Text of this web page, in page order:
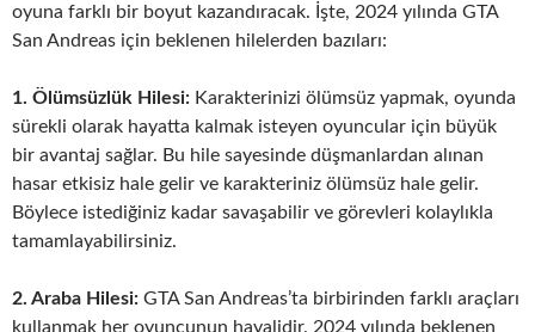
oyuna farklı bir boyut kazandıracak. İşte, 2024 yılında GTA
San Andreas için beklenen hilelerden bazıları:
1. Ölümsüzlük Hilesi: Karakterinizi ölümsüz yapmak, oyunda
sürekli olarak hayatta kalmak isteyen oyuncular için büyük
bir avantaj sağlar. Bu hile sayesinde düşmanlardan alınan
hasar etkisiz hale gelir ve karakteriniz ölümsüz hale gelir.
Böylece istediğiniz kadar savaşabilir ve görevleri kolaylıkla
tamamlayabilirsiniz.
2. Araba Hilesi: GTA San Andreas’ta birbirinden farklı araçları
kullanmak her oyuncunun hayalidir. 2024 yılında beklenen